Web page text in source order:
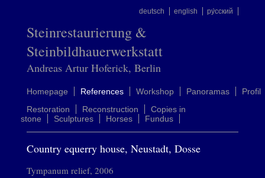
deutsch english ру́сский
Steinrestaurierung &
Steinbildhauerwerkstatt
Andreas Artur Hoferick, Berlin
Homepage References Workshop Panoramas
Profil
Restoration
Reconstruction
Copies in
stone
Sculptures Horses Fundus
Country equerry house, Neustadt, Dosse
Tympanum relief, 2006